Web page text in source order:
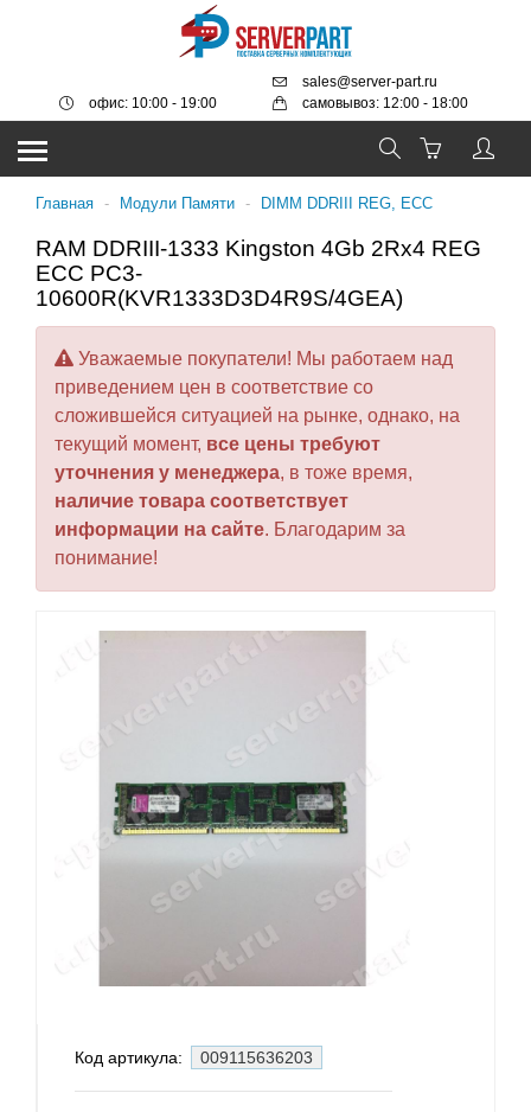
sales@server-part.ru
самовывоз: 12:00 - 18:00
офис: 10:00 - 19:00
Главная - Модули Памяти - DIMM DDRIII REG, ECC
RAM DDRIII-1333 Kingston 4Gb 2Rx4 REG
ECC PC3-
10600R(KVR1333D3D4R9S/4GEA)
Уважаемые покупатели! Мы работаем над
приведением цен в соответствие со
сложившейся ситуацией на рынке, однако, на
текущий момент, все цены требуют
уточнения у менеджера, в тоже время,
наличие товара соответствует
информации на сайте. Благодарим за
понимание!
Код артикула: 009115636203